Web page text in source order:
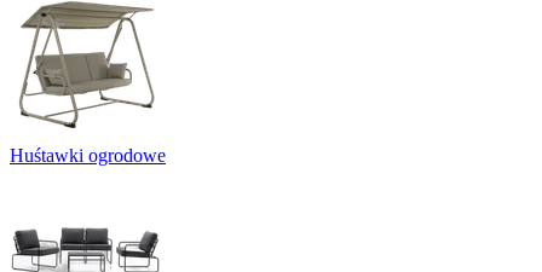
Huśtawki ogrodowe